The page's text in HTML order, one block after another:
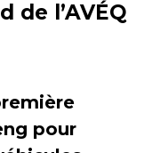
de l’AVÉQ
pour